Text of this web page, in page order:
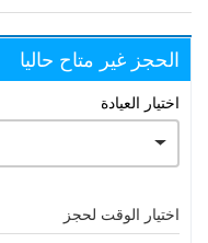
الحجز غير متاح حاليا
اختيار العيادة
اختيار الوقت لحجز